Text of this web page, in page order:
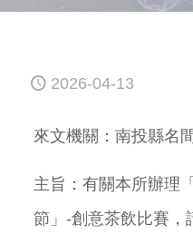
2026-04-13
來文機關：南投縣名
主旨：有關本所辦理
節」-創意茶飲比賽，